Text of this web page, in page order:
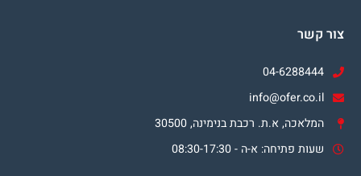
צור קשר
04-6288444
info@ofer.co.il
המלאכה, א.ת. רכבת בנימינה, 30500
שעות פתיחה: א-ה - 08:30-17:30